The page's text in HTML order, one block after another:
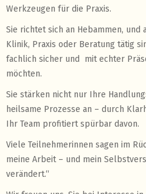
Werkzeugen für die Praxis.
Sie richtet sich an Hebammen, und
Klinik, Praxis oder Beratung tätig
fachlich sicher und mit echter
möchten.
Sie stärken nicht nur Ihre
heilsame Prozesse an – durch
Ihr Team profitiert spürbar davon.
Viele Teilnehmerinnen sagen im
meine Arbeit – und mein
verändert.“